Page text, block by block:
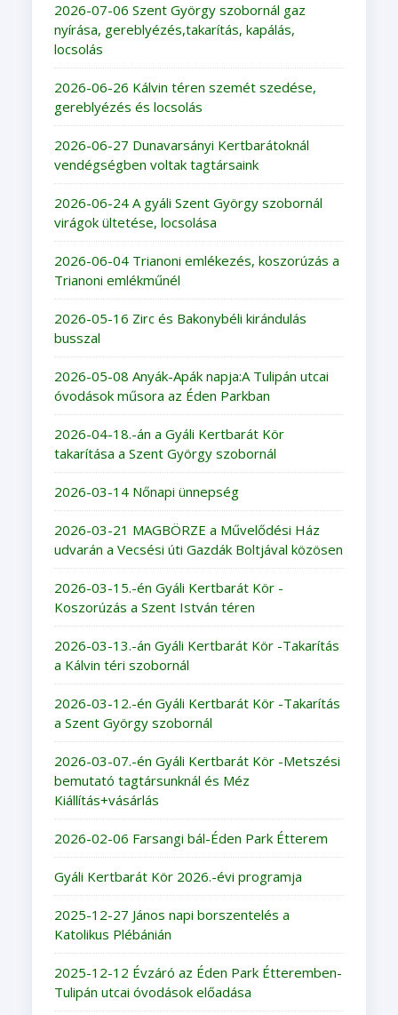
2026-07-06 Szent György szobornál gaz
nyírása, gereblyézés,takarítás, kapálás,
locsolás
2026-06-26 Kálvin téren szemét szedése,
gereblyézés és locsolás
2026-06-27 Dunavarsányi Kertbarátoknál
vendégségben voltak tagtársaink
2026-06-24 A gyáli Szent György szobornál
virágok ültetése, locsolása
2026-06-04 Trianoni emlékezés, koszorúzás a
Trianoni emlékműnél
2026-05-16 Zirc és Bakonybéli kirándulás
busszal
2026-05-08 Anyák-Apák napja:A Tulipán utcai
óvodások műsora az Éden Parkban
2026-04-18.-án a Gyáli Kertbarát Kör
takarítása a Szent György szobornál
2026-03-14 Nőnapi ünnepség
2026-03-21 MAGBÖRZE a Művelődési Ház
udvarán a Vecsési úti Gazdák Boltjával közösen
2026-03-15.-én Gyáli Kertbarát Kör -
Koszorúzás a Szent István téren
2026-03-13.-án Gyáli Kertbarát Kör -Takarítás
a Kálvin téri szobornál
2026-03-12.-én Gyáli Kertbarát Kör -Takarítás
a Szent György szobornál
2026-03-07.-én Gyáli Kertbarát Kör -Metszési
bemutató tagtársunknál és Méz
Kiállítás+vásárlás
2026-02-06 Farsangi bál-Éden Park Étterem
Gyáli Kertbarát Kör 2026.-évi programja
2025-12-27 János napi borszentelés a
Katolikus Plébánián
2025-12-12 Évzáró az Éden Park Étteremben-
Tulipán utcai óvodások előadása